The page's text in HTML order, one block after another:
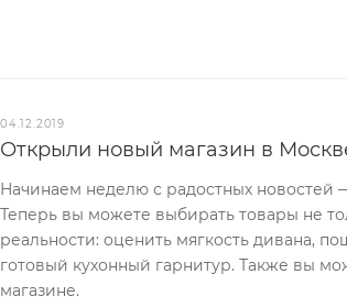
04.12.2019
Открыли новый магазин в
Начинаем неделю с радостных
Теперь вы можете выбирать товары не
реальности: оценить мягкость дивана,
готовый кухонный гарнитур. Также вы
магазине.